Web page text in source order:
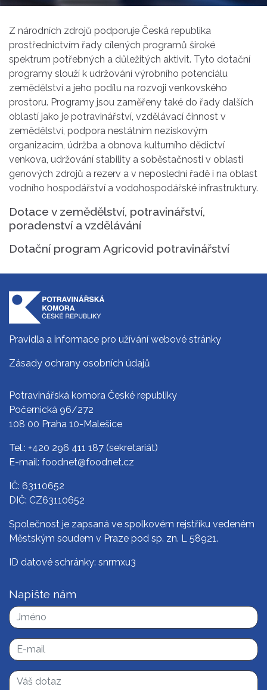
Z národních zdrojů podporuje Česká republika
prostřednictvím řady cílených programů široké
spektrum potřebných a důležitých aktivit. Tyto dotační
programy slouží k udržování výrobního potenciálu
zemědělství a jeho podílu na rozvoji venkovského
prostoru. Programy jsou zaměřeny také do řady dalších
oblastí jako je potravinářství, vzdělávací činnost v
zemědělství, podpora nestátním neziskovým
organizacím, údržba a obnova kulturního dědictví
venkova, udržování stability a soběstačnosti v oblasti
genových zdrojů a rezerv a v neposlední řadě i na oblast
vodního hospodářství a vodohospodářské infrastruktury.
Dotace v zemědělství, potravinářství,
poradenství a vzdělávání
Dotační program Agricovid potravinářství
Pravidla a informace pro užívání webové stránky
Zásady ochrany osobních údajů
Potravinářská komora České republiky
Počernická 96/272
108 00 Praha 10-Malešice
Tel.: +420 296 411 187 (sekretariát)
E-mail: foodnet@foodnet.cz
IČ: 63110652
DIČ: CZ63110652
Společnost je zapsaná ve spolkovém rejstříku vedeném
Městským soudem v Praze pod sp. zn. L 58921.
ID datové schránky: snrmxu3
Napište nám